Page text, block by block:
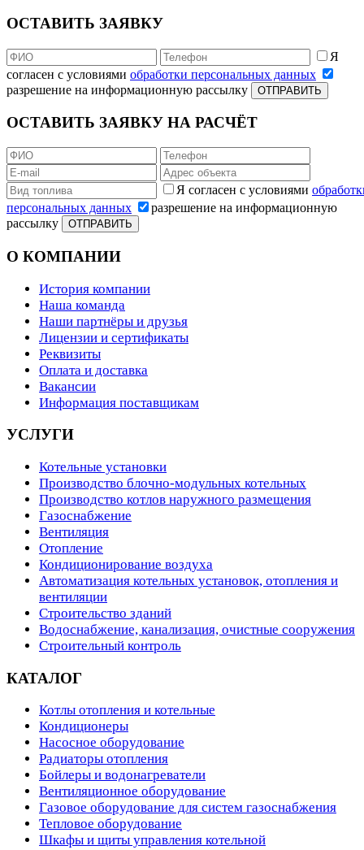
ОСТАВИТЬ ЗАЯВКУ
Я
согласен с условиями обработки персональных данных
разрешение на информационную рассылку
ОТПРАВИТЬ
ОСТАВИТЬ ЗАЯВКУ НА РАСЧЁТ
Я согласен с условиями
персональных данных
разрешение на информационную
рассылку
ОТПРАВИТЬ
О КОМПАНИИ
История компании
Наша команда
Наши партнёры и друзья
Лицензии и сертификаты
Реквизиты
Оплата и доставка
Вакансии
Информация поставщикам
УСЛУГИ
Котельные установки
Производство блочно-модульных котельных
Производство котлов наружного размещения
Газоснабжение
Вентиляция
Отопление
Кондиционирование воздуха
Автоматизация котельных установок, отопления и
вентиляции
Строительство зданий
Водоснабжение, канализация, очистные сооружения
Строительный контроль
КАТАЛОГ
Котлы отопления и котельные
Кондиционеры
Насосное оборудование
Радиаторы отопления
Бойлеры и водонагреватели
Вентиляционное оборудование
Газовое оборудование для систем газоснабжения
Тепловое оборудование
Шкафы и щиты управления котельной